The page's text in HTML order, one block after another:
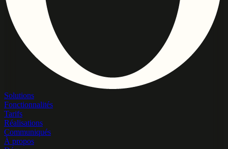
Solutions
Fonctionnalités
Tarifs
Réalisations
Communiqués
À propos